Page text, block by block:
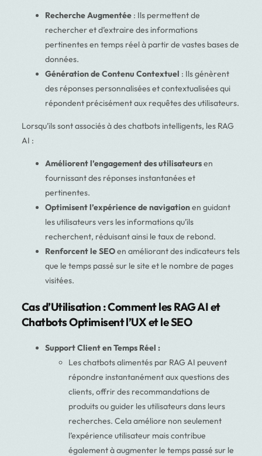
Recherche Augmentée: Ils permettent de
rechercher et d’extraire des informations
pertinentes en temps réel à partir de vastes bases de
données.
Génération de Contenu Contextuel : Ils génèrent
des réponses personnalisées et contextualisées qui
répondent précisément aux requêtes des utilisateurs.
Lorsqu’ils sont associés à des chatbots intelligents, les RAG
AI :
Améliorent l’engagement des utilisateursen
fournissant des réponses instantanées et
pertinentes.
Optimisent l’expérience de navigationen guidant
les utilisateurs vers les informations qu’ils
recherchent, réduisant ainsi le taux de rebond.
Renforcent le SEOen améliorant des indicateurs tels
que le temps passé sur le site et le nombre de pages
visitées.
Cas d’Utilisation : Comment les RAG AI et
Chatbots Optimisent l’UX et le SEO
Support Client en Temps Réel :
Les chatbots alimentés par RAG AI peuvent
répondre instantanément aux questions des
clients, offrir des recommandations de
produits ou guider les utilisateurs dans leurs
recherches. Cela améliore non seulement
l’expérience utilisateur mais contribue
également à augmenter le temps passé sur le